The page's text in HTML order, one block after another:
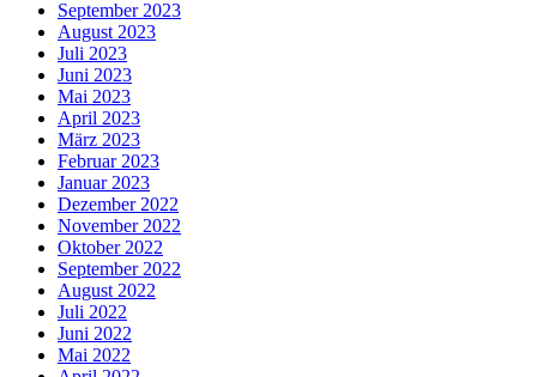
September 2023
August 2023
Juli 2023
Juni 2023
Mai 2023
April 2023
März 2023
Februar 2023
Januar 2023
Dezember 2022
November 2022
Oktober 2022
September 2022
August 2022
Juli 2022
Juni 2022
Mai 2022